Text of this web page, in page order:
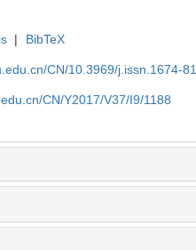
| BibTeX
CN/10.3969/j.issn.1674-
CN/Y2017/V37/I9/1188